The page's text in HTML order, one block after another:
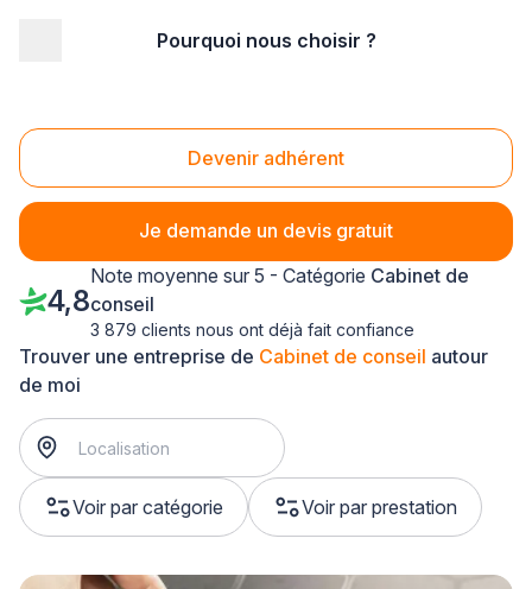
Pourquoi nous choisir ?
Devenir adhérent
Je demande un devis gratuit
Cabinet de conseil Essonne (91)
Trouver une entreprise de Cabinet de conseil autour
de moi
Voir par catégorie Voir par prestation
4,8
Note moyenne sur 5 - Catégorie Cabinet de
conseil
3 879 clients nous ont déjà fait confiance